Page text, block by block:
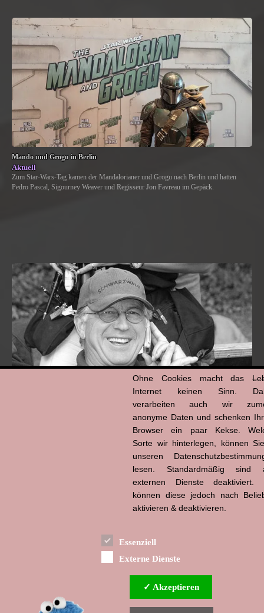
Mando und Grogu in Berlin
Aktuell
Zum Star-Wars-Tag kamen der Mandalorianer und Grogu nach Berlin und hatten
Pedro Pascal, Sigourney Weaver und Regisseur Jon Favreau im Gepäck.
Ohne Cookies macht das
Internet keinen Sinn.
verarbeiten auch wir
anonyme Daten und schenken
Browser ein paar Kekse.
Sorte wir hinterlegen, können
unseren
lesen. Standardmäßig sind
externen Dienste deaktiviert.
können diese jedoch nach
aktivieren & deaktivieren.
Essenziell
Externe Dienste
✓ Akzeptieren